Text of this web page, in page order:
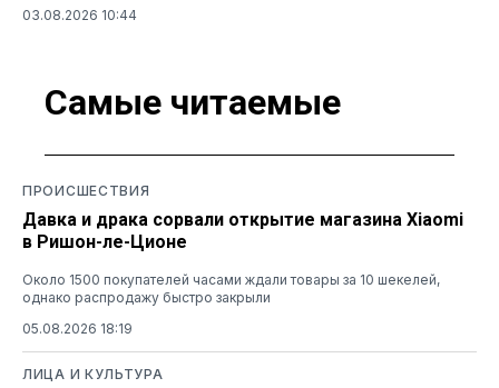
03.08.2026 10:44
Самые читаемые
ПРОИСШЕСТВИЯ
Давка и драка сорвали открытие магазина Xiaomi
в Ришон-ле-Ционе
Около 1500 покупателей часами ждали товары за 10 шекелей,
однако распродажу быстро закрыли
05.08.2026 18:19
ЛИЦА И КУЛЬТУРА